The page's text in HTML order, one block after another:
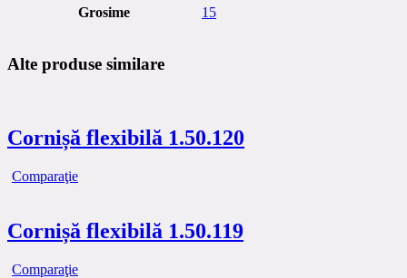
Grosime 15
Alte produse similare
Cornișă flexibilă 1.50.120
Comparaţie
Cornișă flexibilă 1.50.119
Comparaţie